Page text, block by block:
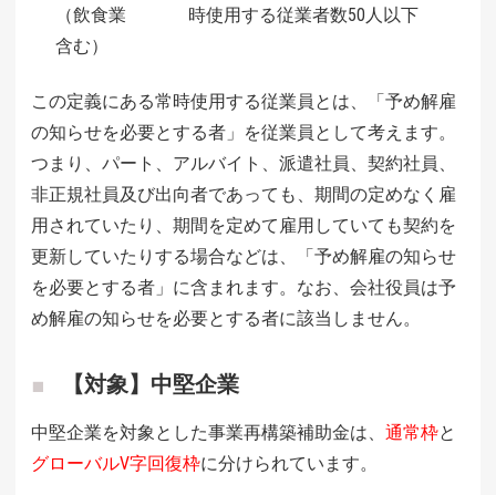
（飲食業
含む）
時使用する従業者数50人以下
この定義にある常時使用する従業員とは、「予め解雇
の知らせを必要とする者」を従業員として考えます。
つまり、パート、アルバイト、派遣社員、契約社員、
非正規社員及び出向者であっても、期間の定めなく雇
用されていたり、期間を定めて雇用していても契約を
更新していたりする場合などは、「予め解雇の知らせ
を必要とする者」に含まれます。なお、会社役員は予
め解雇の知らせを必要とする者に該当しません。
【対象】中堅企業
中堅企業を対象とした事業再構築補助金は、 通常枠と
グローバルV字回復枠に分けられています。